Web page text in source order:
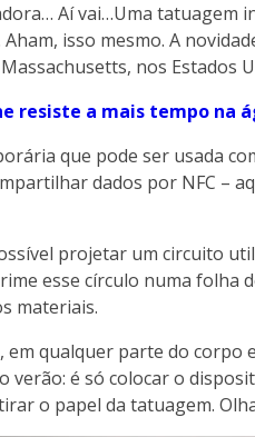
Aí vai…Uma tatuagem
isso mesmo. A
nos Estados
resiste a mais tempo na
que pode ser usada
dados por NFC –
projetar um circuito
esse círculo numa folha
materiais.
qualquer parte do corpo
é só colocar o
o papel da tatuagem.